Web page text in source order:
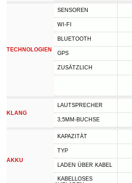
TECHNOLOGIEN
SENSOREN
WI-FI
BLUETOOTH
GPS
ZUSÄTZLICH
KLANG
LAUTSPRECHER
3,5MM-BUCHSE
AKKU
KAPAZITÄT
TYP
LADEN ÜBER KABEL
KABELLOSES